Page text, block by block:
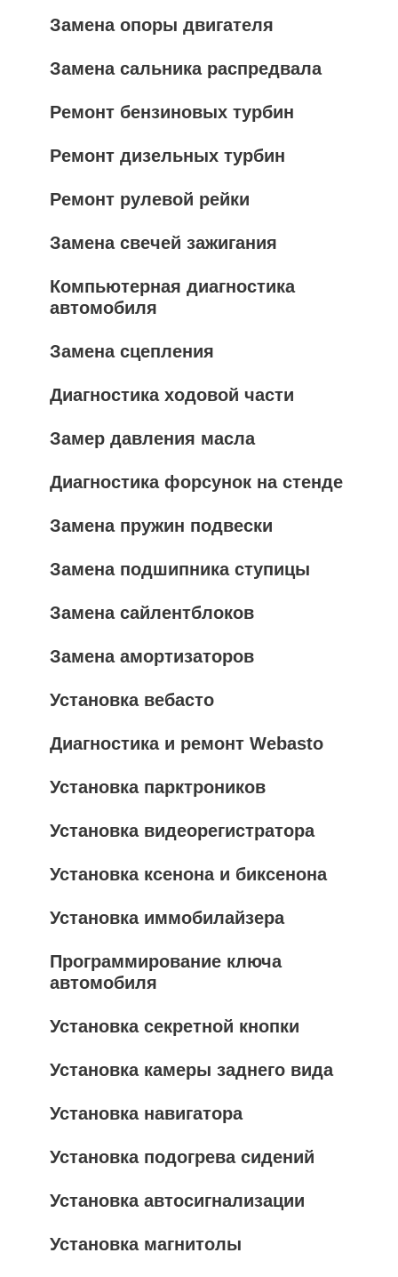
Замена опоры двигателя
Замена сальника распредвала
Ремонт бензиновых турбин
Ремонт дизельных турбин
Ремонт рулевой рейки
Замена свечей зажигания
Компьютерная диагностика
автомобиля
Замена сцепления
Диагностика ходовой части
Замер давления масла
Диагностика форсунок на стенде
Замена пружин подвески
Замена подшипника ступицы
Замена сайлентблоков
Замена амортизаторов
Установка вебасто
Диагностика и ремонт Webasto
Установка парктроников
Установка видеорегистратора
Установка ксенона и биксенона
Установка иммобилайзера
Программирование ключа
автомобиля
Установка секретной кнопки
Установка камеры заднего вида
Установка навигатора
Установка подогрева сидений
Установка автосигнализации
Установка магнитолы